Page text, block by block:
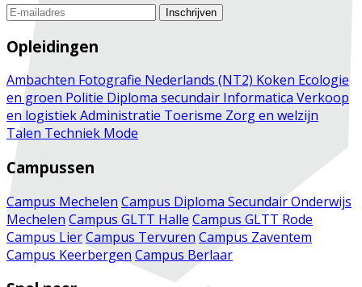
Inschrijven
Opleidingen
Ambachten Fotografie Nederlands (NT2) Koken Ecologie
en groen Politie Diploma secundair Informatica Verkoop
en logistiekAdministratie Toerisme Zorg en welzijn
Talen Techniek Mode
Campussen
Campus Mechelen Campus Diploma Secundair Onderwijs
Mechelen Campus GLTT Halle Campus GLTT Rode
Campus LierCampus Tervuren Campus Zaventem
Campus Keerbergen Campus Berlaar